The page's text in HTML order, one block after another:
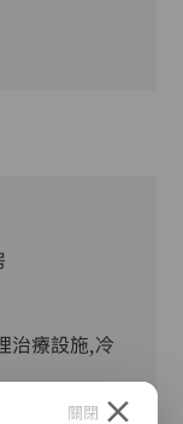
治療設施,冷
關閉